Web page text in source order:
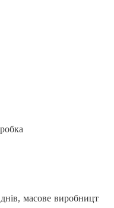
масове виробництво